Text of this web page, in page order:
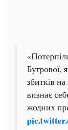
Бугрової,
збитків
визнає
жодних